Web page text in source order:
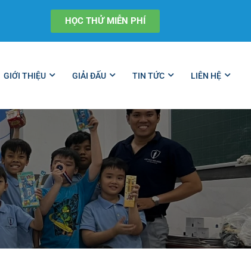
HỌC THỬ MIỄN PHÍ
GIỚI THIỆU GIẢI ĐẤU TIN TỨC LIÊN HỆ